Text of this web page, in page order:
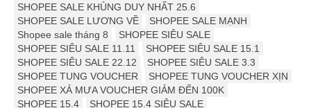
SHOPEE SALE KHỦNG DUY NHẤT 25.6
SHOPEE SALE LƯƠNG VỀ
SHOPEE SALE MẠNH
Shopee sale tháng 8
SHOPEE SIÊU SALE
SHOPEE SIÊU SALE 11.11
SHOPEE SIÊU SALE 15.1
SHOPEE SIÊU SALE 22.12
SHOPEE SIÊU SALE 3.3
SHOPEE TUNG VOUCHER
SHOPEE TUNG VOUCHER XỊN
SHOPEE XẢ MƯA VOUCHER GIẢM ĐẾN 100K
SHOPEE 15.4
SHOPEE 15.4 SIÊU SALE